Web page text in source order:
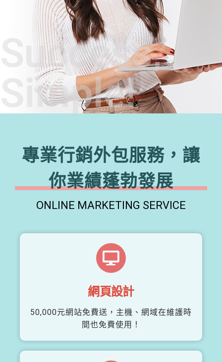
Success,
Simple!
專業行銷外包服務，讓
你業績蓬勃發展
ONLINE MARKETING SERVICE
網頁設計
50,000元網站免費送，主機、網域在維護時
間也免費使用！